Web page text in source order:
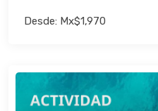
Desde: Mx$1,970